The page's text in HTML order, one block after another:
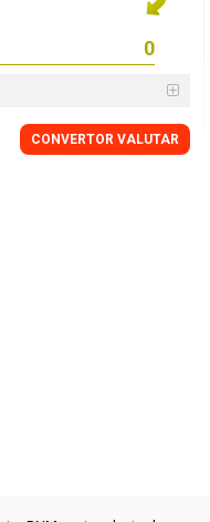
CONVERTOR VALUTAR